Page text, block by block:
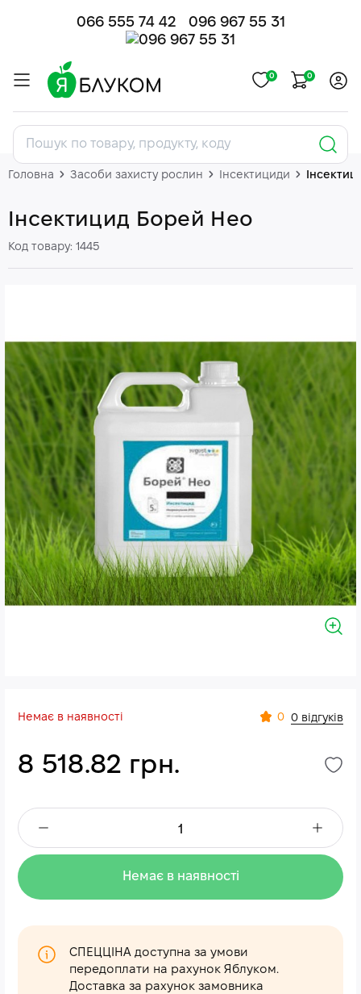
066 555 74 42 096 967 55 31
0 0
Головна Засоби захисту рослин Інсектициди
Інсектицид Борей Нео
Код товару: 1445
Немає в наявності 0 0 відгуків
8 518.82 грн.
Немає в наявності
СПЕЦЦІНА доступна за умови
передоплати на рахунок Яблуком.
Доставка за рахунок замовника